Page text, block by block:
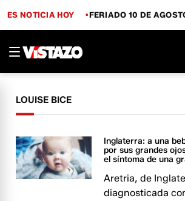
ES NOTICIA HOY FERIADO 10 DE
LOUISE BICE
Inglaterra: a una
por sus grandes
el síntoma de una
Aretria, de
diagnosticada